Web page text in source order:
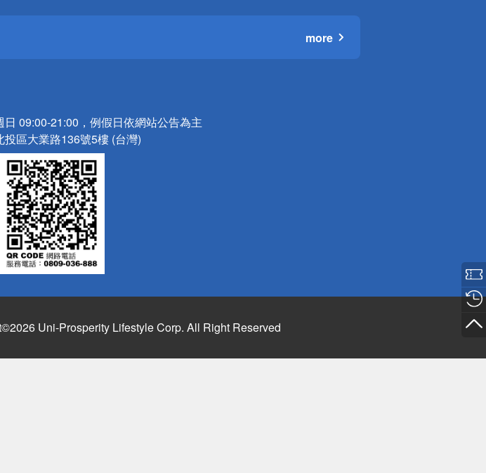
more
日 09:00-21:00，例假日依網站公告為主
投區大業路136號5樓 (台灣)
Uni-Prosperity Lifestyle Corp. All Right Reserved